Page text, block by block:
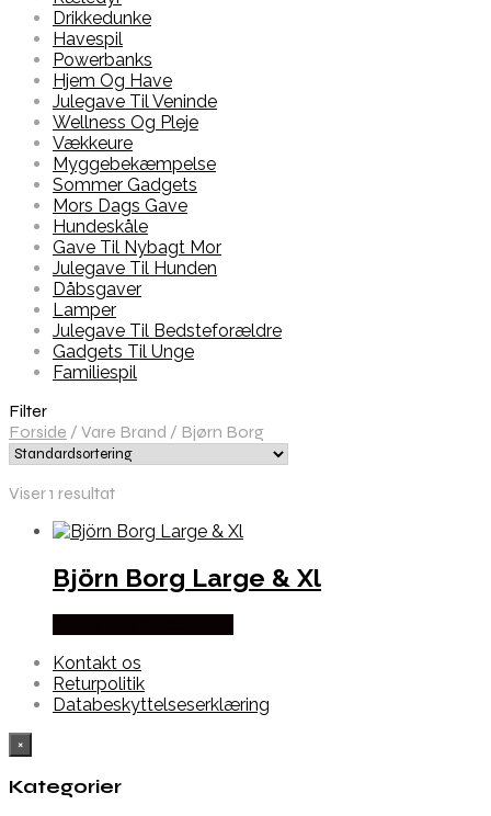
Drikkedunke
Havespil
Powerbanks
Hjem Og Have
Julegave Til Veninde
Wellness Og Pleje
Vækkeure
Myggebekæmpelse
Sommer Gadgets
Mors Dags Gave
Hundeskåle
Gave Til Nybagt Mor
Julegave Til Hunden
Dåbsgaver
Lamper
Julegave Til Bedsteforældre
Gadgets Til Unge
Familiespil
Filter
Forside / Vare Brand / Bjørn Borg
Viser 1 resultat
Björn Borg Large & Xl
Kontakt os
Returpolitik
Databeskyttelseserklæring
×
Kategorier